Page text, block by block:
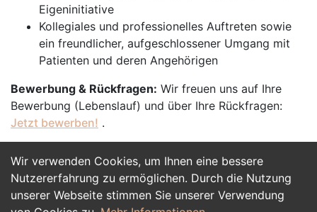
Wir verwenden Cookies, um Ihnen eine bessere
Nutzererfahrung zu ermöglichen. Durch die Nutzung
unserer Webseite stimmen Sie unserer Verwendung
Eigeninitiative
Kollegiales und professionelles Auftreten sowie
ein freundlicher, aufgeschlossener Umgang mit
Patienten und deren Angehörigen
Bewerbung & Rückfragen: Wir freuen uns auf Ihre
Bewerbung (Lebenslauf) und über Ihre Rückfragen:
Jetzt bewerben! .
Jetzt Bewerben